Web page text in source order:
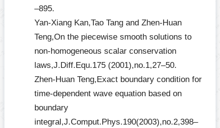
–895.
Yan-Xiang Kan,Tao Tang and Zhen-Huan
Teng,On the piecewise smooth solutions to
non-homogeneous scalar conservation
laws,J.Diff.Equ.175 (2001),no.1,27–50.
Zhen-Huan Teng,Exact boundary condition for
time-dependent wave equation based on
boundary
integral,J.Comput.Phys.190(2003),no.2,398–